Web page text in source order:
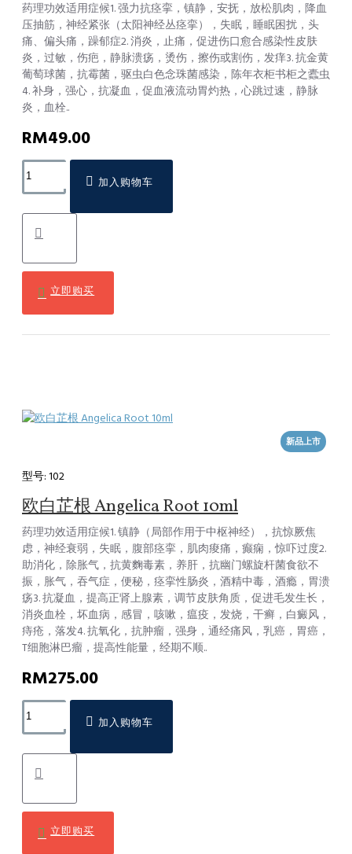
药理功效适用症候1. 强力抗痉挛，镇静，安抚，放松肌肉，降血
压抽筋，神经紧张（太阳神经丛痉挛），失眠，睡眠困扰，头
痛、偏头痛，躁郁症2. 消炎，止痛，促进伤口愈合感染性皮肤
炎，过敏，伤疤，静脉溃疡，烫伤，擦伤或割伤，发痒3. 抗金黄
葡萄球菌，抗霉菌，驱虫白色念珠菌感染，陈年衣柜书柜之蠹虫
4. 补身，强心，抗凝血，促血液流动胃灼热，心跳过速，静脉
炎，血栓..
RM49.00
加入购物车
立即购买
新品上市
型号: 102
欧白芷根 Angelica Root 10ml
药理功效适用症候1. 镇静（局部作用于中枢神经），抗惊厥焦
虑，神经衰弱，失眠，腹部痉挛，肌肉痠痛，癫痫，惊吓过度2.
助消化，除胀气，抗黄麴毒素，养肝，抗幽门螺旋杆菌食欲不
振，胀气，吞气症，便秘，痉挛性肠炎，酒精中毒，酒瘾，胃溃
疡3. 抗凝血，提高正肾上腺素，调节皮肤角质，促进毛发生长，
消炎血栓，坏血病，感冒，咳嗽，瘟疫，发烧，干癣，白癜风，
痔疮，落发4. 抗氧化，抗肿瘤，强身，通经痛风，乳癌，胃癌，
T细胞淋巴瘤，提高性能量，经期不顺..
RM275.00
加入购物车
立即购买